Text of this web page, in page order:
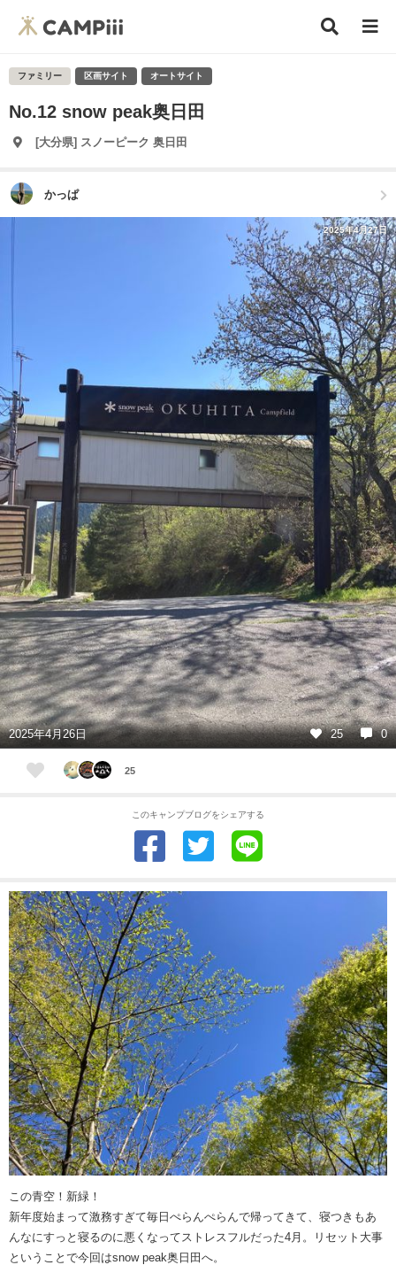
ファミリー 区画サイト オートサイト
No.12 snow peak奥日田
[大分県] スノーピーク 奥日田
かっぱ
2025年4月27日
2025年4月26日 25 0
25
このキャンプブログをシェアする
この青空！新緑！
新年度始まって激務すぎて毎日ぺらんぺらんで帰ってきて、寝つきもあ
んなにすっと寝るのに悪くなってストレスフルだった4月。リセット大事
ということで今回はsnow peak奥日田へ。